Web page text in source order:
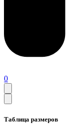
0
Таблица размеров